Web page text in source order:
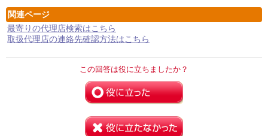
関連ページ
最寄りの代理店検索はこちら
取扱代理店の連絡先確認方法はこちら
この回答は役に立ちましたか？